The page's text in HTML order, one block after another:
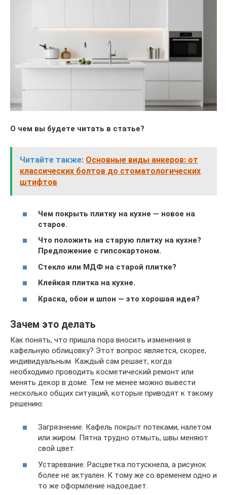
О чем вы будете читать в статье?
Читайте также: Основные виды анкеров: от
классических болтов до стоматологических
штифтов
Чем покрыть плитку на кухне — новое на
старое.
Что положить на старую плитку на кухне?
Предложение с гипсокартоном.
Стекло или МДФ на старой плитке?
Клейкая плитка на кухне.
Краска, обои и шпон — это хорошая идея?
Зачем это делать
Как понять, что пришла пора вносить изменения в
кафельную облицовку? Этот вопрос является, скорее,
индивидуальным. Каждый сам решает, когда
необходимо проводить косметический ремонт или
менять декор в доме. Тем не менее можно вывести
несколько общих ситуаций, которые приводят к такому
решению:
Загрязнение. Кафель покрыт потеками, налетом
или жиром. Пятна трудно отмыть, швы меняют
свой цвет.
Устаревание. Расцветка потускнела, а рисунок
более не актуален. К тому же со временем одно и
то же оформление надоедает.